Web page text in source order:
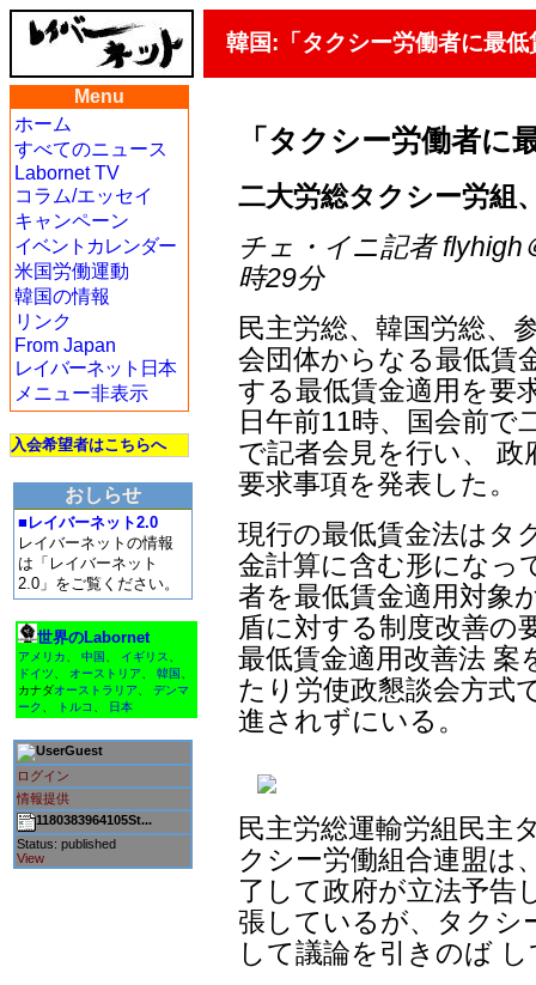
韓国:「タクシー労働者に最
Menu
ホーム
すべてのニュース
Labornet TV
コラム/エッセイ
キャンペーン
イベントカレンダー
米国労働運動
韓国の情報
リンク
From Japan
レイバーネット日本
メニュー非表示
入会希望者はこちらへ
おしらせ
■レイバーネット2.0
レイバーネットの情報
は「レイバーネット
2.0」をご覧ください。
世界のLabornet
アメリカ 中国 イギリス
ドイツ
オーストリア 韓国
カナダオーストラリア
デンマ
ーク
トルコ 日本
Guest
ログイン
情報提供
1180383964105St...
Status: published
View
「タクシー労働者に
二大労総タクシー労組
チェ・イニ記者 flyhigh
時29分
民主労総、韓国労総、
会団体からなる最低賃
する最低賃金適用を要
日午前11時、国会前で
で記者会見を行い、
要求事項を発表した。
現行の最低賃金法はタ
金計算に含む形になっ
者を最低賃金適用対象
盾に対する制度改善の
最低賃金適用改善法
たり労使政懇談会方式
進されずにいる。
民主労総運輸労組民主
クシー労働組合連盟は
了して政府が立法予告
張しているが、タクシ
して議論を引きのば